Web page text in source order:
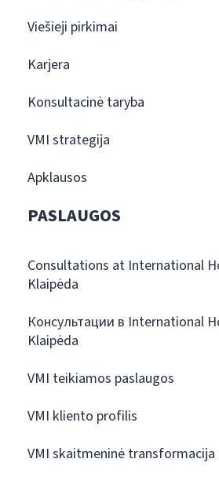
Viešieji pirkimai
Karjera
Konsultacinė taryba
VMI strategija
Apklausos
PASLAUGOS
Consultations at International
Klaipėda
Консультации в International
Klaipėda
VMI teikiamos paslaugos
VMI kliento profilis
VMI skaitmeninė transformacija